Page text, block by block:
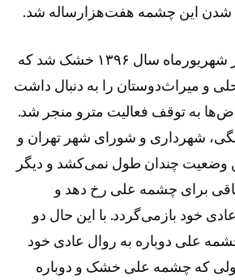
این چشمه هفت‌هزارساله شد.
چشمه‌ علی یک‌بار در شهریورماه سال ۱۳۹۶ خشک شد که
و میراث‌دوستان را به دنبال داشت
به توقف فعالیت مترو منجر شد.
شهرداری و شورای شهر تهران و
وضعیت چندان طول نمی‌کشد و دیگر
برای چشمه علی رخ دهد و
خود بازمی‌گردد. با این حال دو
علی دوباره به روال عادی خود
اولی که چشمه علی خشک و دوباره